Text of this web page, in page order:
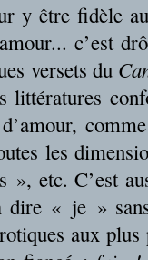
y être fidèle
c’est
versets du
littératures
les
», etc. C’est
dire « je »
aux